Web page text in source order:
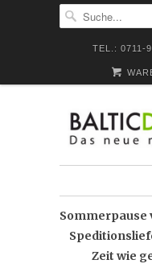
TEL.: 0711-
Sommerpause
Zeit wie